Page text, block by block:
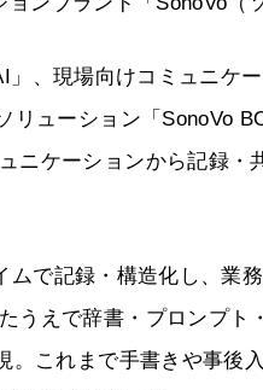
、現場向けコミュニケ
ューション「SonoVo
ニケーションから記録・
で記録・構造化し、業
うえで辞書・プロンプト
。これまで手書きや事後